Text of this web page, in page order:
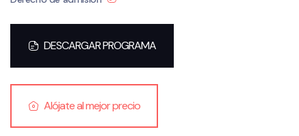
DESCARGAR PROGRAMA
Alójate al mejor precio